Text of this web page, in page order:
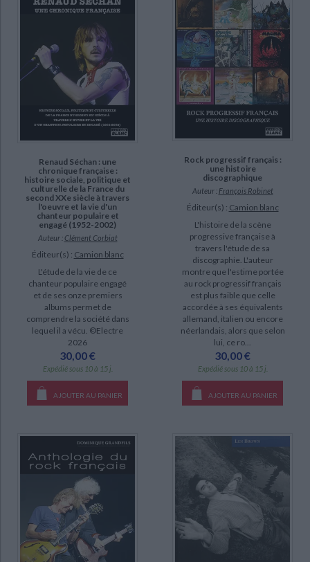
Renaud Séchan : une
chronique française :
histoire sociale, politique et
culturelle de la France du
second XXe siècle à travers
l'oeuvre et la vie d'un
chanteur populaire et
engagé (1952-2002)
Auteur : Clément Corbiat
Éditeur(s) : Camion blanc
L'étude de la vie de ce
chanteur populaire engagé
et de ses onze premiers
albums permet de
comprendre la société dans
lequel il a vécu. ©Electre
2026
30,00 €
Expédié sous 10 à 15 j.
AJOUTER AU PANIER
Rock progressif français :
une histoire
discographique
Auteur : François Robinet
Éditeur(s) : Camion blanc
L'histoire de la scène
progressive française à
travers l'étude de sa
discographie. L'auteur
montre que l'estime portée
au rock progressif français
est plus faible que celle
accordée à ses équivalents
allemand, italien ou encore
néerlandais, alors que selon
lui, ce ro...
30,00 €
Expédié sous 10 à 15 j.
AJOUTER AU PANIER